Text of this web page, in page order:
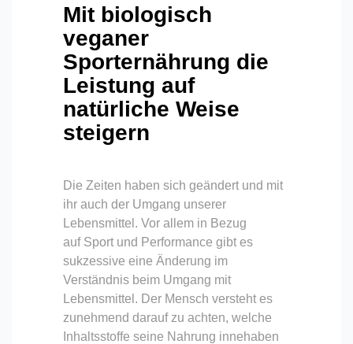
Mit biologisch
veganer
Sporternährung die
Leistung auf
natürliche Weise
steigern
Die Zeiten haben sich geändert und mit
ihr auch der Umgang unserer
Lebensmittel. Vor allem in Bezug
auf Sport und Performance gibt es
sukzessive eine Änderung im
Verständnis beim Umgang mit
Lebensmittel. Der Mensch versteht es
zunehmend darauf zu achten, welche
Inhaltsstoffe seine Nahrung innehaben